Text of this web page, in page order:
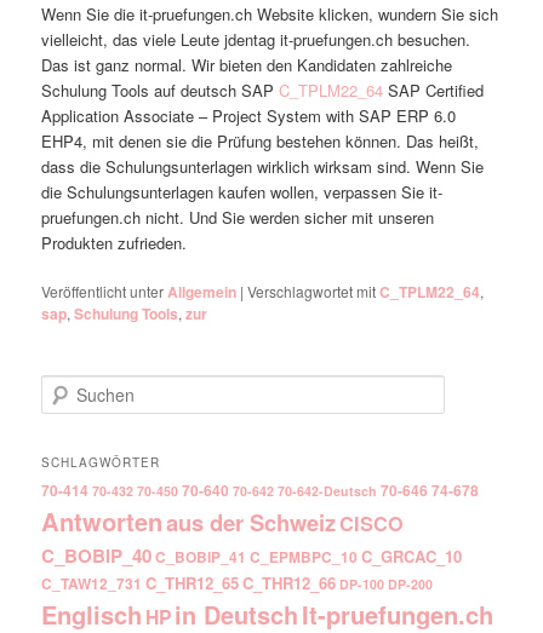
Wenn Sie die it-pruefungen.ch Website klicken, wundern Sie sich
vielleicht, das viele Leute jdentag it-pruefungen.ch besuchen.
Das ist ganz normal. Wir bieten den Kandidaten zahlreiche
Schulung Tools auf deutsch SAPC_TPLM22_64 SAP Certified
Application Associate – Project System with SAP ERP 6.0
EHP4, mit denen sie die Prüfung bestehen können. Das heißt,
dass die Schulungsunterlagen wirklich wirksam sind. Wenn Sie
die Schulungsunterlagen kaufen wollen, verpassen Sie it-
pruefungen.ch nicht. Und Sie werden sicher mit unseren
Produkten zufrieden.
Veröffentlicht unterAllgemein |Verschlagwortet mitC_TPLM22_64,
sap,Schulung Tools,zur
Suchen
SCHLAGWÖRTER
70-414 70-432 70-450 70-640 70-642 70-642-Deutsch 70-646 74-678
Antwortenaus der SchweizCISCO
C_BOBIP_40C_BOBIP_41 C_EPMBPC_10 C_GRCAC_10
C_TAW12_731 C_THR12_65C_THR12_66 DP-100 DP-200
Englisch HPin DeutschIt-pruefungen.ch